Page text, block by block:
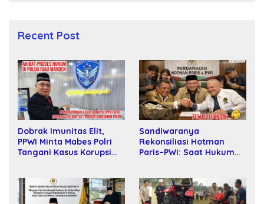
Recent Post
Dobrak Imunitas Elit,
PPWI Minta Mabes Polri
Tangani Kasus Korupsi
Sandiwaranya
Rekonsiliasi Hotman
Paris–PWI: Saat Hukum